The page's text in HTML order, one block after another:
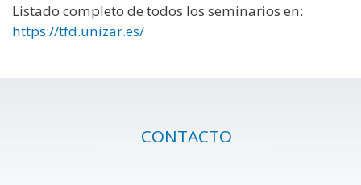
Listado completo de todos los seminarios en:
https://tfd.unizar.es/
CONTACTO